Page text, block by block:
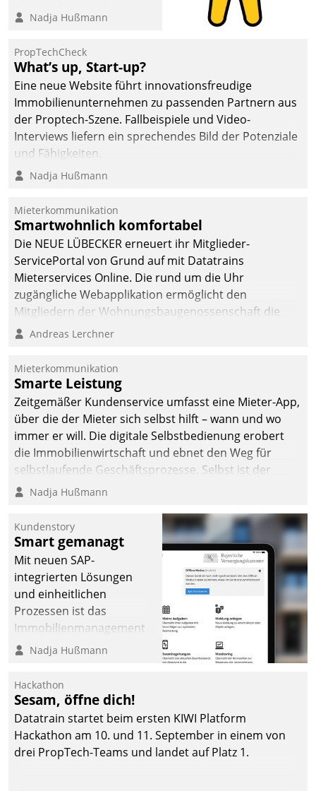
methodisch
Quartier. Dazwischen
zeigte Datatrain, was es
Neues zu bieten hat.
Nadja Hußmann
PropTechCheck
What’s up, Start-up?
Eine neue Website führt innovationsfreudige
Immobilienunternehmen zu passenden Partnern aus
der Proptech-Szene. Fallbeispiele und Video-
Interviews liefern ein sprechendes Bild der Potenziale
und Fähigkeiten.
Nadja Hußmann
Mieterkommunikation
Smartwohnlich komfortabel
Die NEUE LÜBECKER erneuert ihr Mitglieder-
ServicePortal von Grund auf mit Datatrains
Mieterservices Online. Die rund um die Uhr
zugängliche Webapplikation ermöglicht den
Mitgliedern der Wohnungs­bau­genossenschaft die
Kontaktaufnahme per Smartphone, Tablet oder PC.
Andreas Lerchner
Mieterkommunikation
Smarte Leistung
Zeitgemäßer Kundenservice umfasst eine Mieter-App,
über die der Mieter sich selbst hilft – wann und wo
immer er will. Die digitale Selbstbedienung erobert
die Immobilienwirtschaft und ebnet den Weg für
selbstlaufende Geschäftsprozesse. Selbst ist der
Kunde und smart der Serviceanbieter.
Nadja Hußmann
Kundenstory
Smart gemanagt
Mit neuen SAP-
integrierten Lösungen
und einheitlichen
Prozessen ist das
Immobilienmanagement
der Bayerischen
Ressort Kapitalanlage für
künftige Aufgaben und
Herausforderungen
gerüstet.
Nadja Hußmann
Hackathon
Sesam, öffne dich!
Datatrain startet beim ersten KIWI Platform
Hackathon am 10. und 11. September in einem von
drei PropTech-Teams und landet auf Platz 1.